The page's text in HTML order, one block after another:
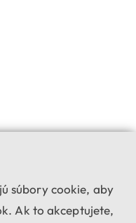
súbory cookie, aby
Ak to akceptujete,